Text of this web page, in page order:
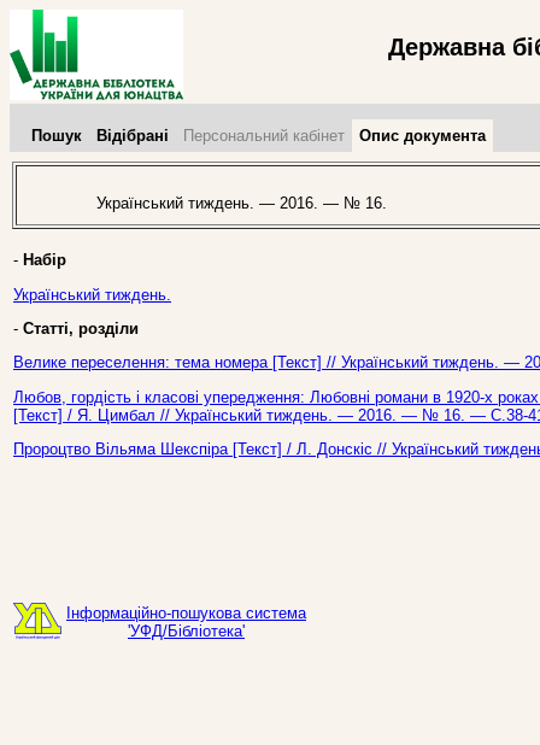
Державна
Пошук Відібрані Персональний кабінет Опис документа
Український тиждень. — 2016. — № 16.
- Набір
Український тиждень.
- Статті, розділи
Велике переселення: тема номера [Текст] // Український тиждень.
Любов, гордість і класові упередження: Любовні романи в 1920-х
[Текст] / Я. Цимбал // Український тиждень. — 2016. — № 16. — С.38-
Пророцтво Вільяма Шекспіра [Текст] / Л. Донскіс // Український
Інформаційно-пошукова система
'УФД/Бібліотека'